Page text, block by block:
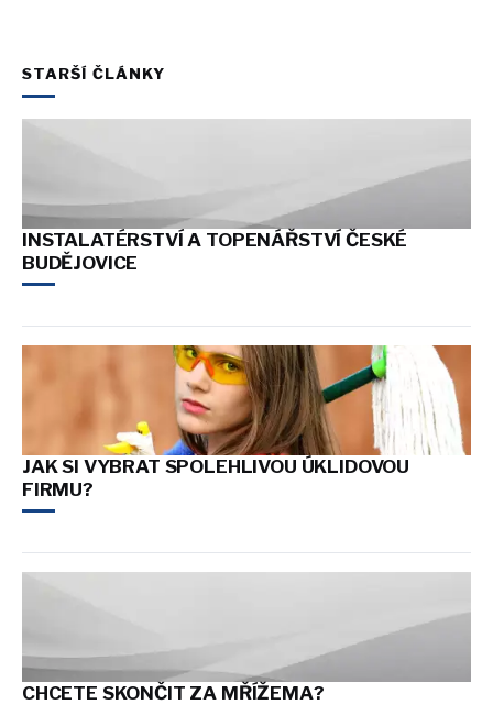
STARŠÍ ČLÁNKY
INSTALATÉRSTVÍ A TOPENÁŘSTVÍ ČESKÉ
BUDĚJOVICE
JAK SI VYBRAT SPOLEHLIVOU ÚKLIDOVOU
FIRMU?
CHCETE SKONČIT ZA MŘÍŽEMA?